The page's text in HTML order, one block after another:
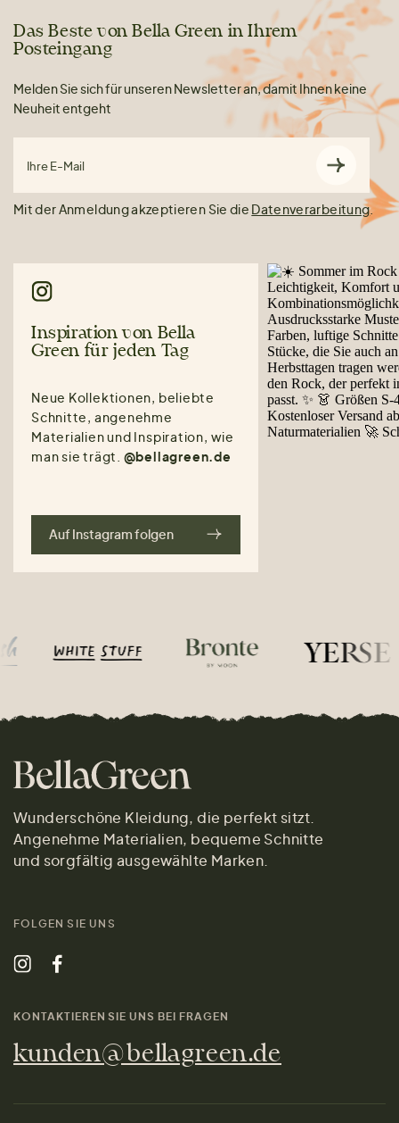
Das Beste von Bella Green in Ihrem
Posteingang
Melden Sie sich für unseren Newsletter an, damit Ihnen keine
Neuheit entgeht
Ihre E-Mail
Mit der Anmeldung akzeptieren Sie die Datenverarbeitung.
Inspiration von Bella
Green für jeden Tag
Neue Kollektionen, beliebte
Schnitte, angenehme
Materialien und Inspiration, wie
man sie trägt. @bellagreen.de
Auf Instagram folgen
Wunderschöne Kleidung, die perfekt sitzt.
Angenehme Materialien, bequeme Schnitte
und sorgfältig ausgewählte Marken.
FOLGEN SIE UNS
KONTAKTIEREN SIE UNS BEI FRAGEN
kunden@bellagreen.de